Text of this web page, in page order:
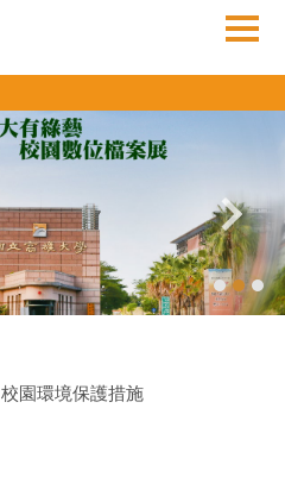
校園環境保護措施